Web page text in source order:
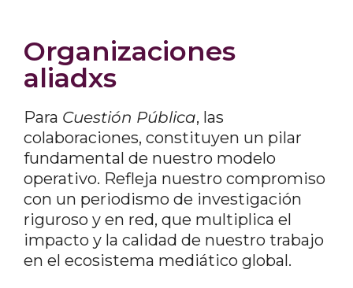
Organizaciones
aliadxs
Para Cuestión Pública, las
colaboraciones, constituyen un pilar
fundamental de nuestro modelo
operativo. Refleja nuestro compromiso
con un periodismo de investigación
riguroso y en red, que multiplica el
impacto y la calidad de nuestro trabajo
en el ecosistema mediático global.